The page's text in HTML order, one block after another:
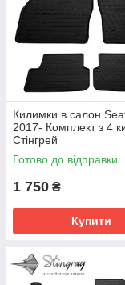
Килимки в салон
2017- Комплект з 4
Стінгрей
Готово до відправки
1 750 ₴
Купити